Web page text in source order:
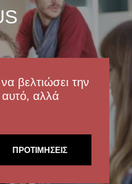
βελτιώσει την
αλλά
ΠΡΟΤΙΜΉΣΕΙΣ